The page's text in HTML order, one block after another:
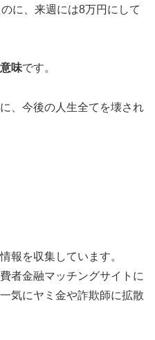
に、来週には8万円にして
味です。
、今後の人生全てを壊され
報を収集しています。
者金融マッチングサイトに
気にヤミ金や詐欺師に拡散